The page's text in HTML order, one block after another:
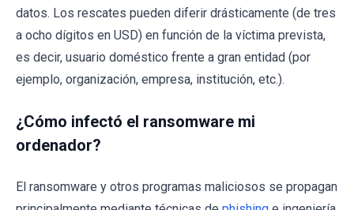
datos. Los rescates pueden diferir drásticamente (de tres
a ocho dígitos en USD) en función de la víctima prevista,
es decir, usuario doméstico frente a gran entidad (por
ejemplo, organización, empresa, institución, etc.).
¿Cómo infectó el ransomware mi
ordenador?
El ransomware y otros programas maliciosos se propagan